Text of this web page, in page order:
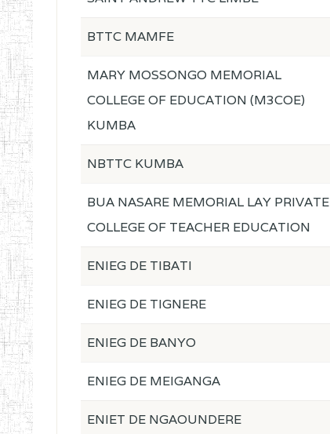
BTTC MAMFE
MARY MOSSONGO MEMORIAL
COLLEGE OF EDUCATION (M3COE)
KUMBA
NBTTC KUMBA
BUA NASARE MEMORIAL LAY PRIVATE
COLLEGE OF TEACHER EDUCATION
ENIEG DE TIBATI
ENIEG DE TIGNERE
ENIEG DE BANYO
ENIEG DE MEIGANGA
ENIET DE NGAOUNDERE